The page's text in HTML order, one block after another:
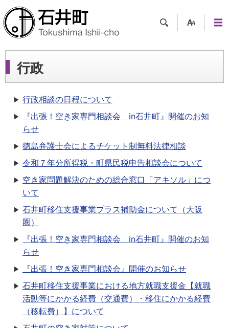
ツー
ュー
行政
行政相談の日程について
『出張！空き家専門相談会 in石井町』開催のお知
らせ
徳島弁護士会によるチケット制無料法律相談
令和７年分所得税・町県民税申告相談会について
空き家問題解決のための総合窓口「アキソル」につ
いて
石井町移住支援事業プラス補助金について（大阪
圏）
『出張！空き家専門相談会 in石井町』開催のお知
らせ
『出張！空き家専門相談会』開催のお知らせ
石井町移住支援事業における地方就職支援金【就職
活動等にかかる経費（交通費）・移住にかかる経費
（移転費）】について